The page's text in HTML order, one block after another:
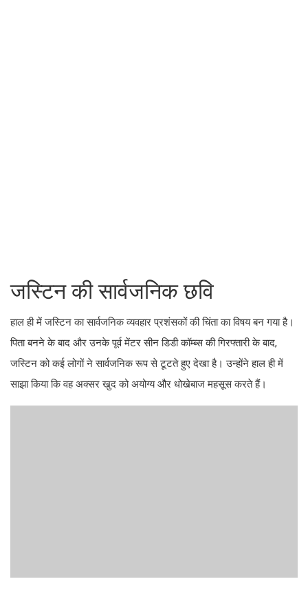
जस्टिन की सार्वजनिक छवि
हाल ही में जस्टिन का सार्वजनिक व्यवहार प्रशंसकों की चिंता का विषय बन गया है।
पिता बनने के बाद और उनके पूर्व मेंटर सीन डिडी कॉम्ब्स की गिरफ्तारी के बाद,
जस्टिन को कई लोगों ने सार्वजनिक रूप से टूटते हुए देखा है। उन्होंने हाल ही में
साझा किया कि वह अक्सर खुद को अयोग्य और धोखेबाज महसूस करते हैं।